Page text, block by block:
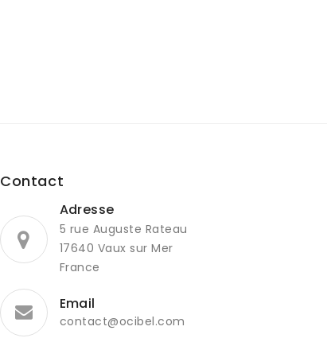
Contact
Adresse
5 rue Auguste Rateau
17640 Vaux sur Mer
France
Email
contact@ocibel.com